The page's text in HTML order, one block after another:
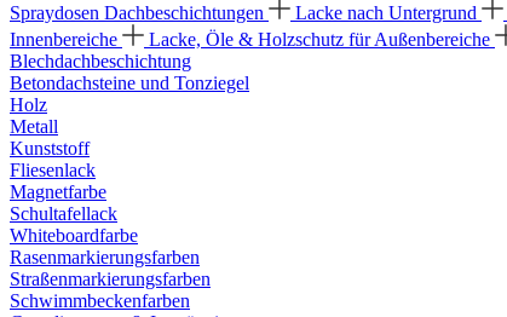
Spraydosen Dachbeschichtungen Lacke nach Untergrund
Innenbereiche
Lacke, Öle & Holzschutz für Außenbereiche
Blechdachbeschichtung
Betondachsteine und Tonziegel
Holz
Metall
Kunststoff
Fliesenlack
Magnetfarbe
Schultafellack
Whiteboardfarbe
Rasenmarkierungsfarben
Straßenmarkierungsfarben
Schwimmbeckenfarben